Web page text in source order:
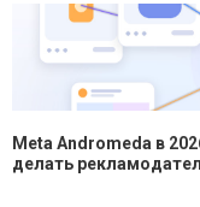
Meta Andromeda в
делать